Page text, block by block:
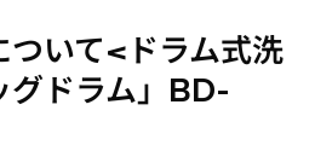
ついて<ドラム式洗
グドラム」BD-